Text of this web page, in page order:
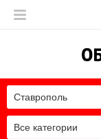
Все категории
Ставрополь